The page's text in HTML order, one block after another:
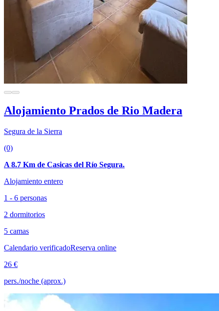
Alojamiento Prados de Rio Madera
Segura de la Sierra
(0)
A 8.7 Km de Casicas del Río Segura.
Alojamiento entero
1 - 6 personas
2 dormitorios
5 camas
Calendario verificadoReserva online
26 €
pers./noche (aprox.)